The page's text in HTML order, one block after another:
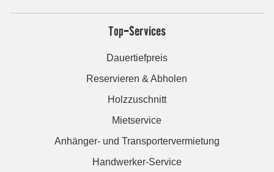
Top-Services
Dauertiefpreis
Reservieren & Abholen
Holzzuschnitt
Mietservice
Anhänger- und Transportervermietung
Handwerker-Service